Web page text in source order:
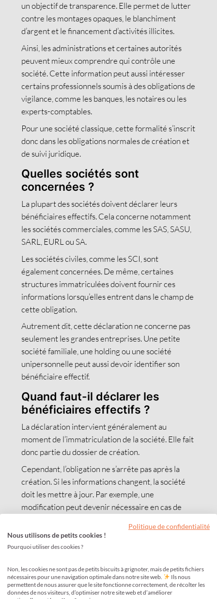
un objectif de transparence. Elle permet de lutter
contre les montages opaques, le blanchiment
d’argent et le financement d’activités illicites.
Ainsi, les administrations et certaines autorités
peuvent mieux comprendre qui contrôle une
société. Cette information peut aussi intéresser
certains professionnels soumis à des obligations de
vigilance, comme les banques, les notaires ou les
experts-comptables.
Pour une société classique, cette formalité s’inscrit
donc dans les obligations normales de création et
de suivi juridique.
Quelles sociétés sont
concernées ?
La plupart des sociétés doivent déclarer leurs
bénéficiaires effectifs. Cela concerne notamment
les sociétés commerciales, comme les SAS, SASU,
SARL, EURL ou SA.
Les sociétés civiles, comme les SCI, sont
également concernées. De même, certaines
structures immatriculées doivent fournir ces
informations lorsqu’elles entrent dans le champ de
cette obligation.
Autrement dit, cette déclaration ne concerne pas
seulement les grandes entreprises. Une petite
société familiale, une holding ou une société
unipersonnelle peut aussi devoir identifier son
bénéficiaire effectif.
Quand faut-il déclarer les
bénéficiaires effectifs ?
La déclaration intervient généralement au
moment de l’immatriculation de la société. Elle fait
donc partie du dossier de création.
Cependant, l’obligation ne s’arrête pas après la
création. Si les informations changent, la société
doit les mettre à jour. Par exemple, une
modification peut devenir nécessaire en cas de
capital, de cession de titres ou de modification du
contrôle de la société.
Quelles informations faut-il
déclarer ?
La société doit déclarer les informations
Politique de confidentialité
Nous utilisons de petits cookies !
Pourquoi utiliser des cookies ?
Non, les cookies ne sont pas de petits biscuits à grignoter, mais de petits fichiers
nécessaires pour une navigation optimale dans notre site web.
Ils nous
permettent de nous assurer que le site fonctionne correctement, de récolter les
données de nos visiteurs, d’optimiser notre site web et d’améliorer